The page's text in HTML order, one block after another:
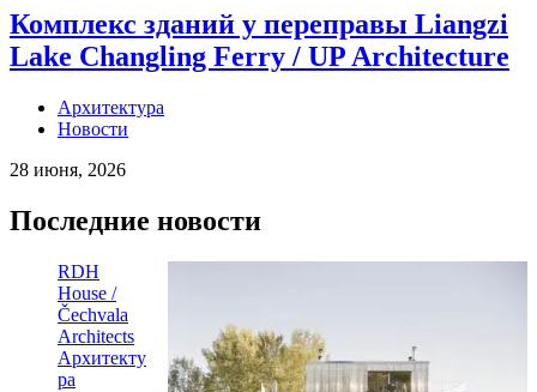
Комплекс зданий у переправы Liangzi
Lake Changling Ferry / UP Architecture
Архитектура
Новости
28 июня, 2026
Последние новости
RDH
House /
Čechvala
Architects
Архитекту
ра